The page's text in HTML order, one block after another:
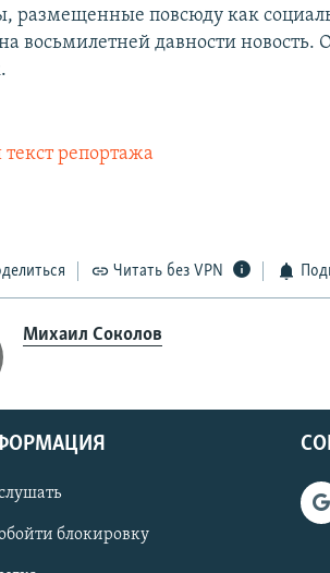
размещенные повсюду как
восьмилетней давности новость.
репортажа
Читать без VPN
Михаил Соколов
блокировку